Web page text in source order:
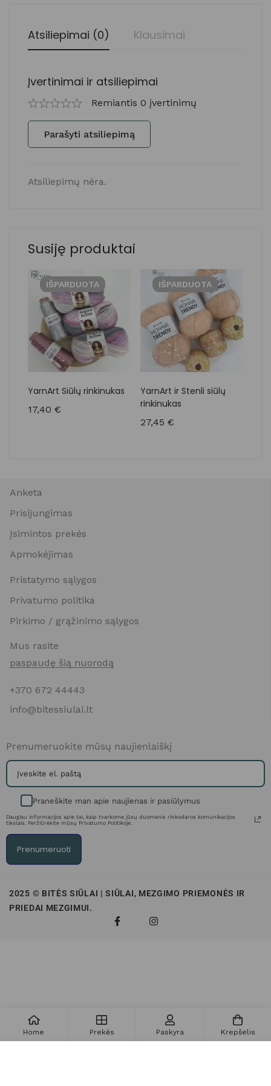
Atsiliepimai (0) Klausimai
Įvertinimai ir atsiliepimai
Remiantis 0 įvertinimų
Parašyti atsiliepimą
Atsiliepimų nėra.
Susiję produktai
IŠPARDUOTA
YarnArt Siūlų rinkinukas
17,40 €
IŠPARDUOTA
YarnArt ir Stenli siūlų
rinkinukas
27,45 €
Anketa
Prisijungimas
Įsimintos prekės
Apmokėjimas
Pristatymo sąlygos
Privatumo politika
Pirkimo / grąžinimo sąlygos
Mus rasite
paspaudę šią nuorodą
+370 672 44443
info@bitessiulai.lt
Prenumeruokite mūsų naujienlaiškį
Praneškite man apie naujienas ir pasiūlymus
Daugiau informacijos apie tai, kaip tvarkome jūsų duomenis rinkodaros komunikacijos
tikslais. Peržiūrėkite mūsų Privatumo Politikoje.
Prenumeruoti
2025 © BITĖS SIŪLAI | SIŪLAI, MEZGIMO PRIEMONĖS IR
PRIEDAI MEZGIMUI.
Home Prekės Paskyra Krepšelis